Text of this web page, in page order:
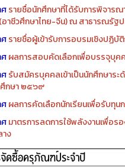
ศรายชื่อนักศึกษาที่ได้รับการพิจาร
าชีวศึกษาไทย-จีน) ณ สาธารณรัฐ
ศรายชื่อผู้เข้ารับการอบรมเชิงปฏิบั
ศผลการสอบคัดเลือกเพื่อบรรจุบุคค
ศรับสมัครบุคคลเข้าเป็นนักศึกษาร
ศึกษา ๒๕๖๙
ศผลการคัดเลือกนักเรียนเพื่อรับทุ
ศมาตรการลดการใช้พลังงานเพื่อ
ง